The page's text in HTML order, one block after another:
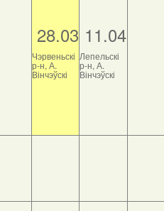
28.03
Чэрвеньскі
р-н, А.
Вінчэўскі
11.04
Лепельскі
р-н, А.
Вінчэўскі